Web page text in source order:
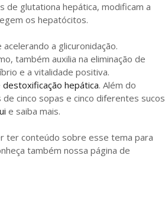
de glutationa hepática, modificam a
os hepatócitos.
a glicuronidação.
também auxilia na eliminação de
e a vitalidade positiva.
destoxificação hepática. Além do
cinco sopas e cinco diferentes sucos
e saiba mais.
ter conteúdo sobre esse tema para
também nossa página de